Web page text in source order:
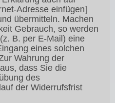
Adresse einfügen]
übermitteln. Machen
Gebrauch, so werden
B. per E-Mail) eine
eines solchen
Wahrung der
dass Sie die
des
der Widerrufsfrist